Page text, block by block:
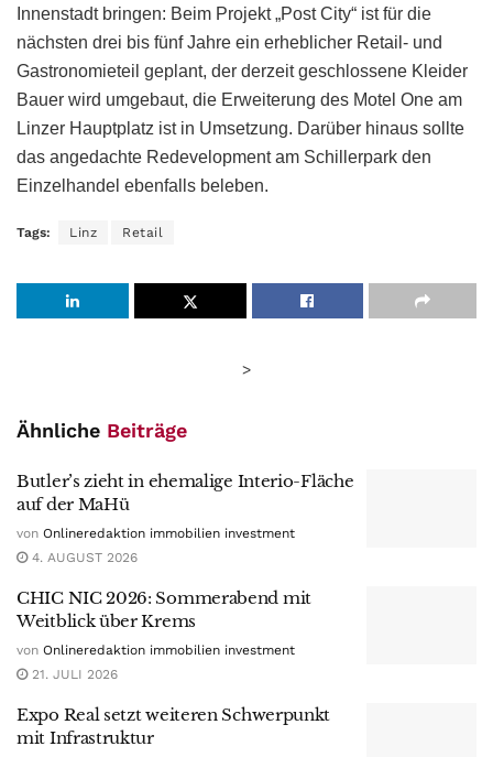
Innenstadt bringen: Beim Projekt „Post City“ ist für die
nächsten drei bis fünf Jahre ein erheblicher Retail- und
Gastronomieteil geplant, der derzeit geschlossene Kleider
Bauer wird umgebaut, die Erweiterung des Motel One am
Linzer Hauptplatz ist in Umsetzung. Darüber hinaus sollte
das angedachte Redevelopment am Schillerpark den
Einzelhandel ebenfalls beleben.
Tags: Linz Retail
>
Ähnliche Beiträge
Butler’s zieht in ehemalige Interio-Fläche
auf der MaHü
von Onlineredaktion immobilien investment
4. AUGUST 2026
CHIC NIC 2026: Sommerabend mit
Weitblick über Krems
von Onlineredaktion immobilien investment
21. JULI 2026
Expo Real setzt weiteren Schwerpunkt
mit Infrastruktur